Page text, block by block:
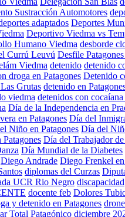
Sustracción Automotores
adaptados Deportes
Deportivo Viedma vs
Humano Viedma desborde
Currú Leuvú Desfile
Viedma detenido detenido
droga en Patagones Detenido
Grutas detenido en
viedma detenidos con cocaíana
Día de la Independencia en
en Patagones Día del
Niño en Patagones Día del
Día del Trabajador de
Día Mundial de la Diabetes
Diego Andrade Diego Frenkel
diplomas del Curzas
UCR Rio Negro discapacidad
docente feb Dolores
y detenido en Patagones
Total Patagónico diciembre